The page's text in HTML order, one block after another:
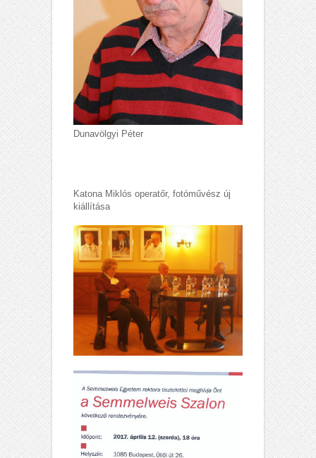
Dunavölgyi Péter
Katona Miklós operatőr, fotóművész új
kiállítása